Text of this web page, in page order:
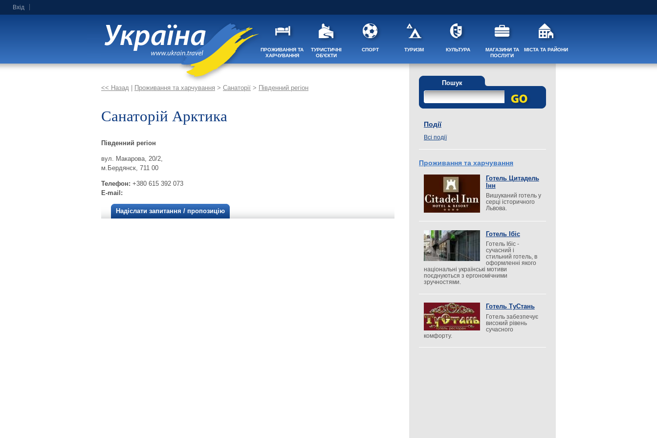
Вхід
ПРОЖИВАННЯ ТА
ХАРЧУВАННЯ
ТУРИСТИЧНІ
ОБ'ЄКТИ
СПОРТ ТУРИЗМ КУЛЬТУРА
МАГАЗИНИ ТА
ПОСЛУГИ
МІСТА ТА РАЙОНИ
<< Назад Проживання та харчування > Санаторії > Південний регіон
Санаторій Арктика
Південний регіон
вул. Макарова, 20/2,
м.Бердянск, 711 00
Телефон: +380 615 392 073
E-mail:
Надіслати запитання / пропозицію
Пошук
Події
Всі події
Проживання та харчування
Готель Цитадель
Інн
Вишуканий готель у
серці історичного
Львова.
Готель Ібіс
Готель Ібіс -
сучасний і
стильний готель, в
оформленні якого
національні українські мотиви
поєднуються з ергономічними
зручностями.
Готель ТуСтань
Готель забезпечує
високий рівень
сучасного
комфорту.